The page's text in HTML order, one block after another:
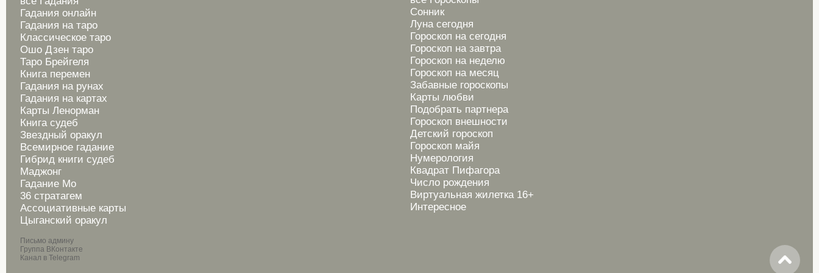
Гадания онлайн
Гадания на таро
Классическое таро
Ошо Дзен таро
Таро Брейгеля
Книга перемен
Гадания на рунах
Гадания на картах
Карты Ленорман
Книга судеб
Звездный оракул
Всемирное гадание
Гибрид книги судеб
Маджонг
Гадание Мо
36 стратагем
Ассоциативные карты
Цыганский оракул
Письмо админу
Группа ВКонтакте
Канал в Telegram
Сонник
Луна сегодня
Гороскоп на сегодня
Гороскоп на завтра
Гороскоп на неделю
Гороскоп на месяц
Забавные гороскопы
Карты любви
Подобрать партнера
Гороскоп внешности
Детский гороскоп
Гороскоп майя
Нумерология
Квадрат Пифагора
Число рождения
Виртуальная жилетка 16+
Интересное